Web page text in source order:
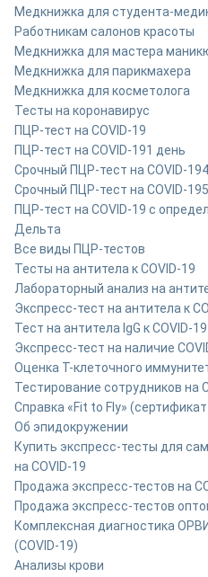
Медкнижка для студента-
Работникам салонов красоты
Медкнижка для мастера
Медкнижка для парикмахера
Медкнижка для косметолога
Тесты на коронавирус
ПЦР-тест на COVID-19
ПЦР-тест на COVID-191 день
Срочный ПЦР-тест на COVID-19
Срочный ПЦР-тест на COVID-19
ПЦР-тест на COVID-19 с
Дельта
Все виды ПЦР-тестов
Тесты на антитела к COVID-19
Лабораторный анализ на
Экспресс-тест на антитела к
Тест на антитела IgG к COVID-
Экспресс-тест на наличие
Оценка Т-клеточного
Тестирование сотрудников на
Справка «Fit to Fly»
Об эпидокружении
Купить экспресс-тесты для
на COVID-19
Продажа экспресс-тестов на
Продажа экспресс-тестов
Комплексная диагностика
(COVID-19)
Анализы крови